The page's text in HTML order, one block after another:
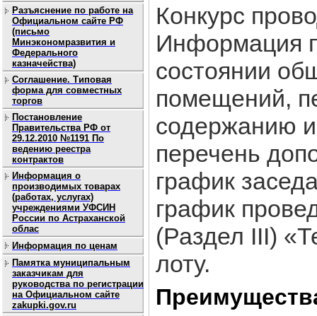
Разъяснение по работе на
Официальном сайте РФ
(письмо
Минэкономразвития и
Федерального
казначейства)
Соглашение. Типовая
форма для совместных
торгов
Постановление
Правительства РФ от
29.12.2010 №1191 По
ведению реестра
контрактов
Информация о
производимых товарах
(работах, услугах)
учреждениями УФСИН
России по Астраханской
облас
Информация по ценам
Памятка муниципальным
заказчикам для
руководства по регистрации
на Официальном сайте
zakupki.gov.ru
Конкурс
Информация
состоянии
помещений,
содержанию
перечень
график
график
(Раздел III)
лоту.